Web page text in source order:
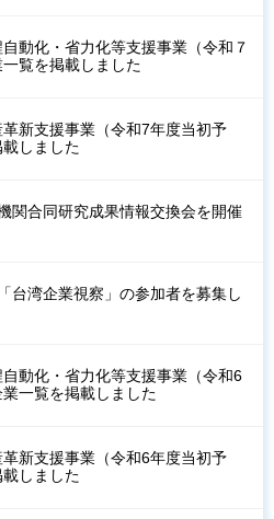
動化・省力化等支援事業（令和７
覧を掲載しました
新支援事業（令和7年度当初予
しました
関合同研究成果情報交換会を開催
台湾企業視察」の参加者を募集し
動化・省力化等支援事業（令和6
一覧を掲載しました
新支援事業（令和6年度当初予
しました